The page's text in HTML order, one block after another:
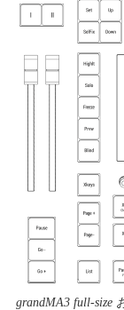
grandMA3 full-size